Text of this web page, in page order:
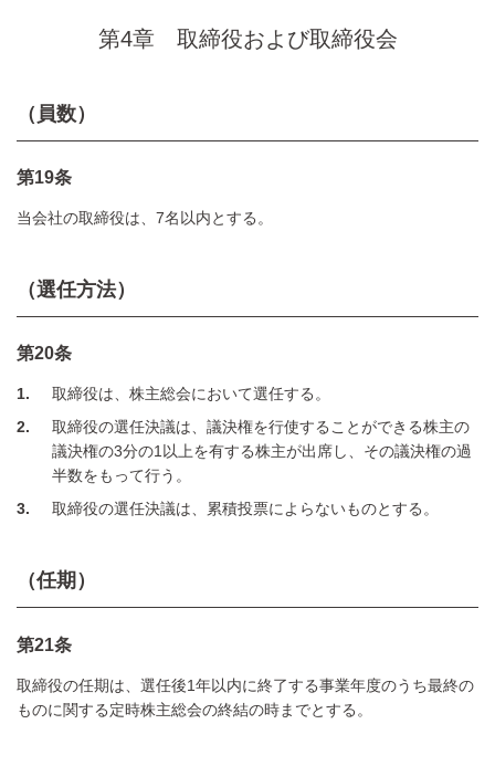
第4章 取締役および取締役会
（員数）
第19条
当会社の取締役は、7名以内とする。
（選任方法）
第20条
1
取締役は、株主総会において選任する。
2
取締役の選任決議は、議決権を行使することができる株主の
議決権の3分の1以上を有する株主が出席し、その議決権の過
半数をもって行う。
3
取締役の選任決議は、累積投票によらないものとする。
（任期）
第21条
取締役の任期は、選任後1年以内に終了する事業年度のうち最終の
ものに関する定時株主総会の終結の時までとする。